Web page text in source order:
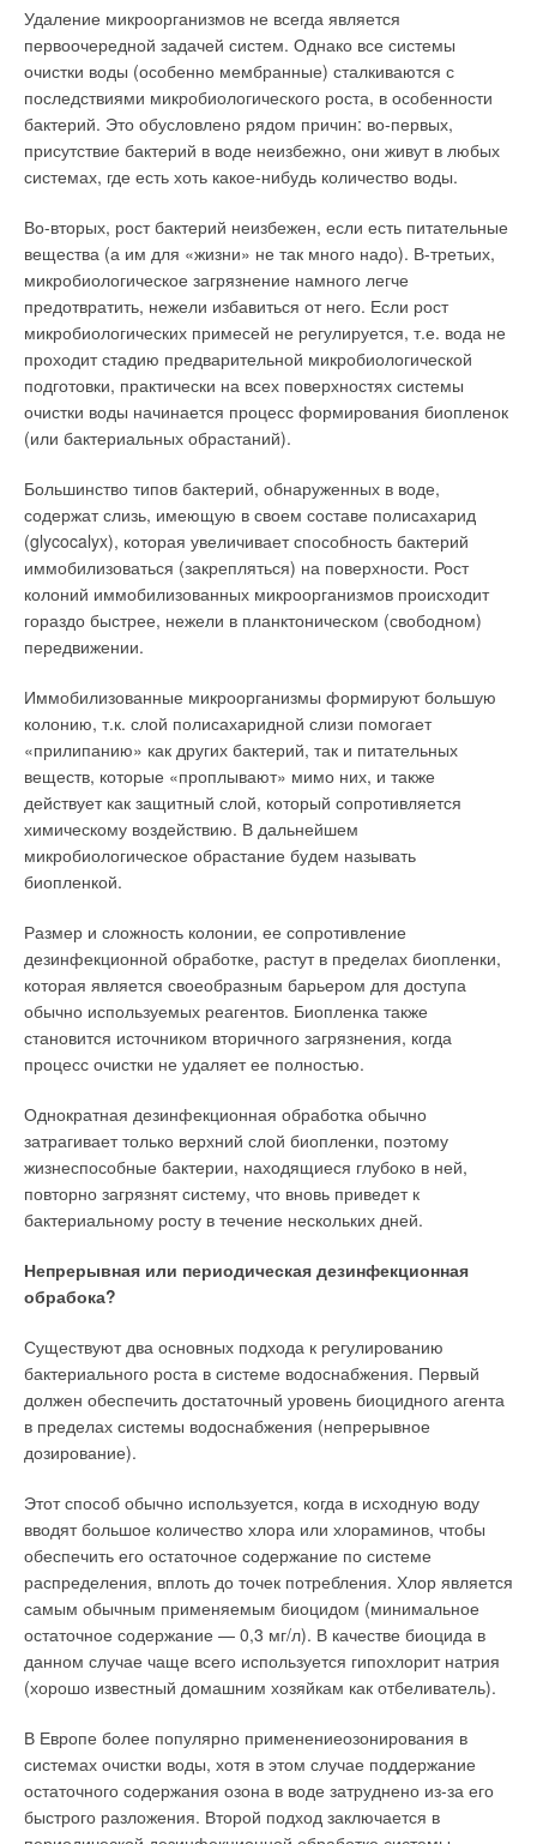
Удаление микроорганизмов не всегда является
первоочередной задачей систем. Однако все системы
очистки воды (особенно мембранные) сталкиваются с
последствиями микробиологического роста, в особенности
бактерий. Это обусловлено рядом причин: во-первых,
присутствие бактерий в воде неизбежно, они живут в любых
системах, где есть хоть какое-нибудь количество воды.
Во-вторых, рост бактерий неизбежен, если есть питательные
вещества (а им для «жизни» не так много надо). В-третьих,
микробиологическое загрязнение намного легче
предотвратить, нежели избавиться от него. Если рост
микробиологических примесей не регулируется, т.е. вода не
проходит стадию предварительной микробиологической
подготовки, практически на всех поверхностях системы
очистки воды начинается процесс формирования биопленок
(или бактериальных обрастаний).
Большинство типов бактерий, обнаруженных в воде,
содержат слизь, имеющую в своем составе полисахарид
(glycocalyx), которая увеличивает способность бактерий
иммобилизоваться (закрепляться) на поверхности. Рост
колоний иммобилизованных микроорганизмов происходит
гораздо быстрее, нежели в планктоническом (свободном)
передвижении.
Иммобилизованные микроорганизмы формируют большую
колонию, т.к. слой полисахаридной слизи помогает
«прилипанию» как других бактерий, так и питательных
веществ, которые «проплывают» мимо них, и также
действует как защитный слой, который сопротивляется
химическому воздействию. В дальнейшем
микробиологическое обрастание будем называть
биопленкой.
Размер и сложность колонии, ее сопротивление
дезинфекционной обработке, растут в пределах биопленки,
которая является своеобразным барьером для доступа
обычно используемых реагентов. Биопленка также
становится источником вторичного загрязнения, когда
процесс очистки не удаляет ее полностью.
Однократная дезинфекционная обработка обычно
затрагивает только верхний слой биопленки, поэтому
жизнеспособные бактерии, находящиеся глубоко в ней,
повторно загрязнят систему, что вновь приведет к
бактериальному росту в течение нескольких дней.
Непрерывная или периодическая дезинфекционная
обрабока?
Существуют два основных подхода к регулированию
бактериального роста в системе водоснабжения. Первый
должен обеспечить достаточный уровень биоцидного агента
в пределах системы водоснабжения (непрерывное
дозирование).
Этот способ обычно используется, когда в исходную воду
вводят большое количество хлора или хлораминов, чтобы
обеспечить его остаточное содержание по системе
распределения, вплоть до точек потребления. Хлор является
самым обычным применяемым биоцидом (минимальное
остаточное содержание — 0,3 мг/л). В качестве биоцида в
данном случае чаще всего используется гипохлорит натрия
(хорошо известный домашним хозяйкам как отбеливатель).
В Европе более популярно применениеозонирования в
системах очистки воды, хотя в этом случае поддержание
остаточного содержания озона в воде затруднено из-за его
быстрого разложения. Второй подход заключается в